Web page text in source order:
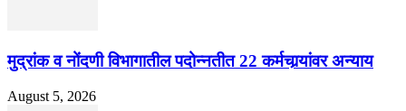
मुद्रांक व नोंदणी विभागातील पदोन्नतीत 22 कर्मचार्‍यांवर अन्याय
August 5, 2026